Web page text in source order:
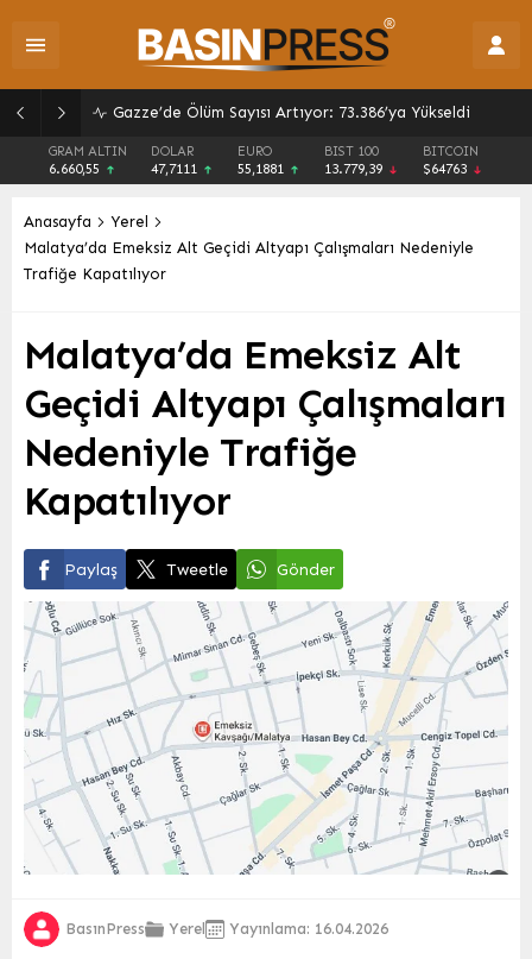
Gazze’de Ölüm Sayısı Artıyor: 73.386’ya Yükseldi
GRAM ALTIN
6.660,55
DOLAR
47,7111
EURO
55,1881
BIST 100
13.779,39
BITCOIN
$64763
Anasayfa
Yerel
Malatya’da Emeksiz Alt Geçidi Altyapı Çalışmaları Nedeniyle
Trafiğe Kapatılıyor
Malatya’da Emeksiz Alt
Geçidi Altyapı Çalışmaları
Nedeniyle Trafiğe
Kapatılıyor
Paylaş Tweetle Gönder
BasınPress Yerel Yayınlama: 16.04.2026